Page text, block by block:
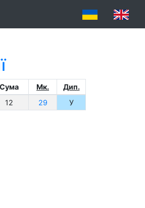
Сума Мк.
Дип.
12 29 У